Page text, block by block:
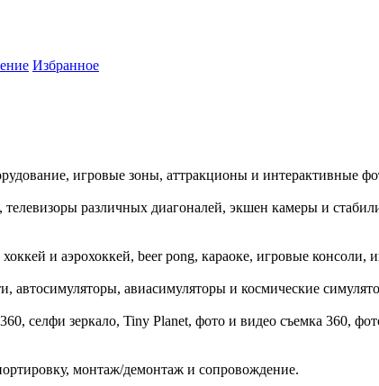
Избранное
игровые зоны, аттракционы и интерактивные
различных диагоналей, экшен камеры и
и аэрохоккей, beer pong, караоке, игровые консоли,
автосимуляторы, авиасимуляторы и космические
селфи зеркало, Tiny Planet, фото и видео съемка 360,
монтаж/демонтаж и сопровождение.